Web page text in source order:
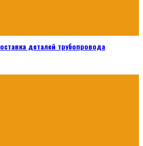
деталей трубопровода